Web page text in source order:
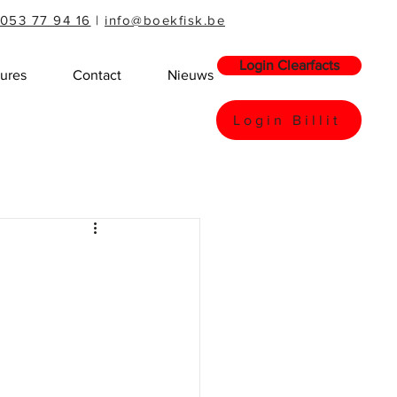
Login Clearfacts
Login Billit
053 77 94 16 | info@boekfisk.be
Contact Nieuws